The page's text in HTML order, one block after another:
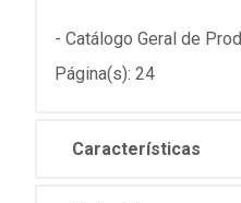
- Catálogo Geral de
Página(s): 24
Características